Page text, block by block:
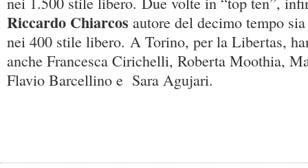
Riccardo Chiarcos autore del decimo tempo
nei 400 stile libero. A Torino, per la Libertas,
anche Francesca Cirichelli, Roberta Moothia,
Flavio Barcellino e Sara Agujari.